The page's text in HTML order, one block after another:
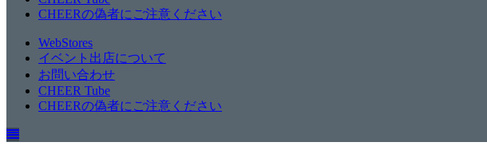
CHEERの偽者にご注意ください
WebStores
イベント出店について
お問い合わせ
CHEER Tube
CHEERの偽者にご注意ください